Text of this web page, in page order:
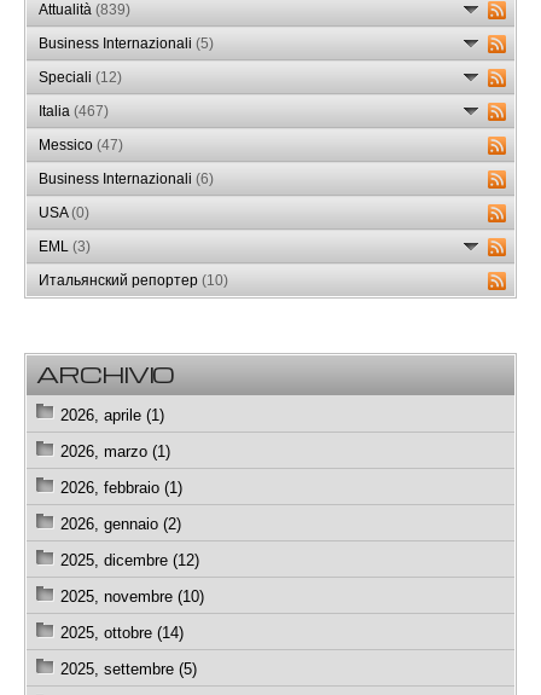
Attualità (839)
Business Internazionali (5)
Speciali (12)
Italia (467)
Messico (47)
Business Internazionali (6)
USA(0)
EML (3)
Итальянский репортер (10)
ARCHIVIO
2026, aprile (1)
2026, marzo (1)
2026, febbraio (1)
2026, gennaio (2)
2025, dicembre (12)
2025, novembre (10)
2025, ottobre (14)
2025, settembre (5)